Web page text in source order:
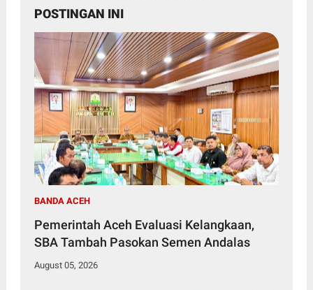
POSTINGAN INI
BANDA ACEH
Pemerintah Aceh Evaluasi Kelangkaan,
SBA Tambah Pasokan Semen Andalas
August 05, 2026